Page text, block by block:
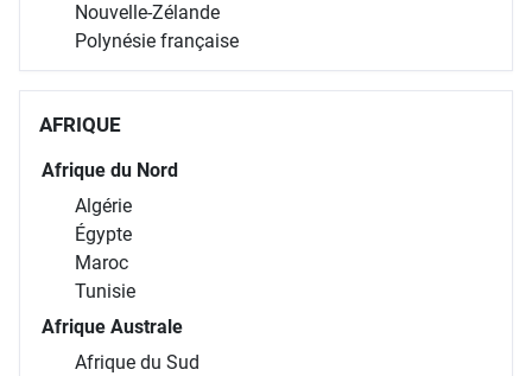
Nouvelle-Zélande
Polynésie française
AFRIQUE
Afrique du Nord
Algérie
Égypte
Maroc
Tunisie
Afrique Australe
Afrique du Sud